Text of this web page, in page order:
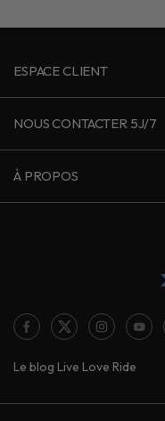
ESPACE CLIENT
NOUS CONTACTER 5J/7
À PROPOS
Le blog Live Love Ride